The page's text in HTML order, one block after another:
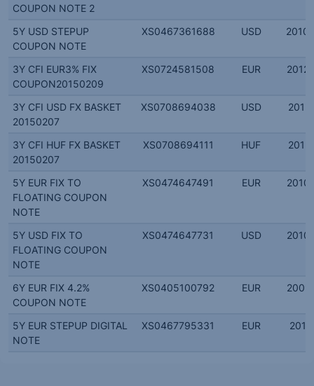
COUPON NOTE 2
5Y USD STEPUP
COUPON NOTE
XS0467361688 USD
3Y CFI EUR3% FIX
COUPON20150209
XS0724581508 EUR
3Y CFI USD FX BASKET
20150207
XS0708694038 USD
3Y CFI HUF FX BASKET
20150207
XS0708694111 HUF
5Y EUR FIX TO
FLOATING COUPON
NOTE
XS0474647491 EUR
5Y USD FIX TO
FLOATING COUPON
NOTE
XS0474647731 USD
6Y EUR FIX 4.2%
COUPON NOTE
XS0405100792 EUR
5Y EUR STEPUP DIGITAL
NOTE
XS0467795331 EUR